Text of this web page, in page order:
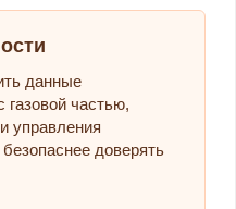
данные
газовой частью,
управления
доверять